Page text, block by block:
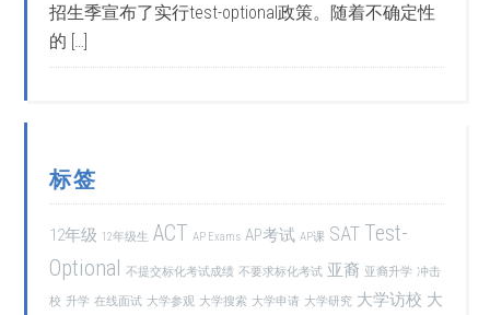
招生季宣布了实行test-optional政策。随着不确定性
的 […]
标签
12年级 12年级生 ACT AP Exams AP考试 AP课 SAT Test-
Optional 不提交标化考试成绩 不要求标化考试 亚裔 亚裔升学 冲击
校 升学 在线面试 大学参观 大学搜索 大学申请 大学研究 大学访校 大